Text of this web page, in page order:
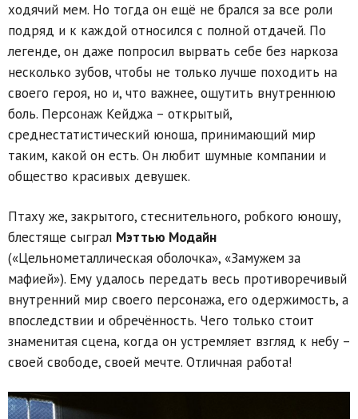
ходячий мем. Но тогда он ещё не брался за все роли
подряд и к каждой относился с полной отдачей. По
легенде, он даже попросил вырвать себе без наркоза
несколько зубов, чтобы не только лучше походить на
своего героя, но и, что важнее, ощутить внутреннюю
боль. Персонаж Кейджа – открытый,
среднестатистический юноша, принимающий мир
таким, какой он есть. Он любит шумные компании и
общество красивых девушек.
Птаху же, закрытого, стеснительного, робкого юношу,
блестяще сыграл Мэттью Модайн
(«Цельнометаллическая оболочка», «Замужем за
мафией»). Ему удалось передать весь противоречивый
внутренний мир своего персонажа, его одержимость, а
впоследствии и обречённость. Чего только стоит
знаменитая сцена, когда он устремляет взгляд к небу –
своей свободе, своей мечте. Отличная работа!